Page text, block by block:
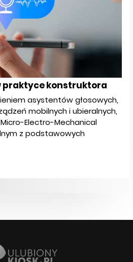
praktyce konstruktora
asystentów głosowych,
mobilnych i ubieralnych,
Electro-Mechanical
z podstawowych